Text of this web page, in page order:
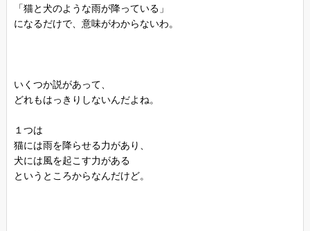
「猫と犬のような雨が降っている」
になるだけで、意味がわからないわ。
いくつか説があって、
どれもはっきりしないんだよね。
１つは
猫には雨を降らせる力があり、
犬には風を起こす力がある
というところからなんだけど。